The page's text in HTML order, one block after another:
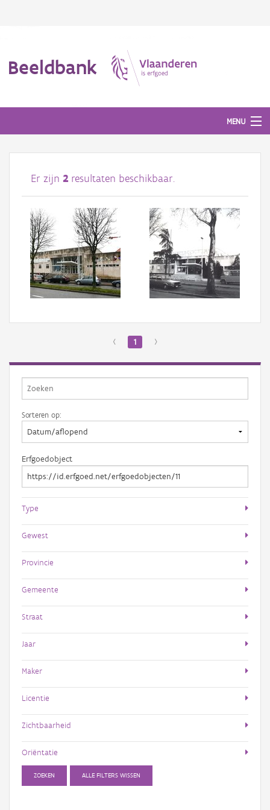
Beeldbank
MENU
Afbeeldingen
#BeeldIndeKijker
Hergebruik
Over ons
Aanmelden
Er zijn 2 resultaten beschikbaar.
‹ 1 ›
Sorteren op:
Erfgoedobject
Type
Gewest
Provincie
Gemeente
Straat
Jaar
Maker
Licentie
Zichtbaarheid
Oriëntatie
ZOEKEN ALLE FILTERS WISSEN